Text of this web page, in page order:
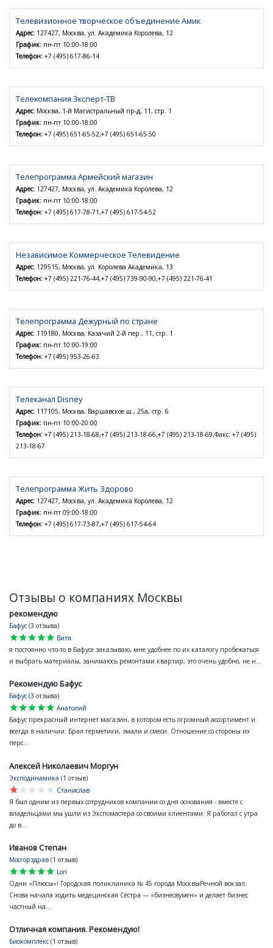
Телевизионное творческое объединение Амик
Адрес: 127427, Москва, ул. Академика Королева, 12
График: пн-пт 10:00-18:00
Телефон: +7 (495) 617-86-14
Телекомпания Эксперт-ТВ
Адрес: Москва, 1-й Магистральный пр-д, 11, стр. 1
График: пн-пт 10:00-18:00
Телефон: +7 (495) 651-65-52,+7 (495) 651-65-50
Телепрограмма Армейский магазин
Адрес: 127427, Москва, ул. Академика Королева, 12
График: пн-пт 10:00-18:00
Телефон: +7 (495) 617-78-71,+7 (495) 617-54-52
Независимое Коммерческое Телевидение
Адрес: 129515, Москва, ул. Королева Академика, 13
Телефон: +7 (495) 221-76-44,+7 (495) 739-90-90,+7 (495) 221-76-41
Телепрограмма Дежурный по стране
Адрес: 119180, Москва, Казачий 2-й пер., 11, стр. 1
График: пн-пт 10:00-19:00
Телефон: +7 (495) 953-26-63
Телеканал Disney
Адрес: 117105, Москва, Варшавское ш., 25а, стр. 6
График: пн-пт 10:00-20:00
Телефон: +7 (495) 213-18-68,+7 (495) 213-18-66,+7 (495) 213-18-69,Факс: +7 (495)
213-18-67
Телепрограмма Жить Здорово
Адрес: 127427, Москва, ул. Академика Королева, 12
График: пн-пт 09:00-18:00
Телефон: +7 (495) 617-73-87,+7 (495) 617-54-64
Отзывы о компаниях Москвы
рекомендую
Бафус (3 отзыва)
star
star
star
star
star
Витя
я постоянно что-то в Бафусе заказываю, мне удобнее по их каталогу пробежаться
и выбрать материалы, занимаюсь ремонтами квартир, это очень удобно, не н...
Рекомендую Бафус
Бафус (3 отзыва)
star
star
star
star
star
Анатолий
Бафус прекрасный интернет магазин, в котором есть огромный ассортимент и
всегда в наличии. Брал герметики, эмали и смеси. Отношение со стороны их
перс...
Алексей Николаевич Моргун
Эксподинамика (1 отзыв)
star
star
star
star
star
Станислав
Я был одним из первых сотрудников компании со дня основания - вместе с
владельцами мы ушли из Экспомастера со своими клиентами. Я работал с утра
до в...
Иванов Степан
Мосгорздрав (1 отзыв)
star
star
star
star
star
Lori
Одни «Плюсы»! Городская поликлиника № 45 города МосквыРечной вокзал:
Снова начала ходить медецинская Сестра — «бизнесвумен» и делает бизнес
частный на...
Отличная компания. Рекомендую!
Биокомплекс (1 отзыв)